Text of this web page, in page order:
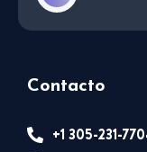
Contacto
+1 305-231-